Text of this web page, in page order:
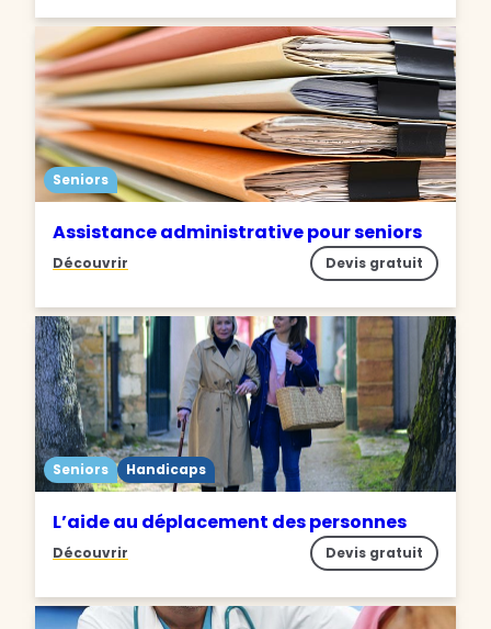
Seniors
Assistance administrative pour seniors
Découvrir Devis gratuit
Seniors Handicaps
L’aide au déplacement des personnes
Découvrir Devis gratuit